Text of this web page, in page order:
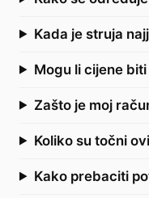
Kada je struja
Mogu li cijene
Zašto je moj
Koliko su točni
Kako prebaciti